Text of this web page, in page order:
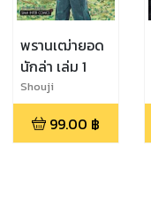
พรานเฒ่ายอด
นักล่า เล่ม 1
Shouji
Fujimoto,Juan
Albarran99.00 ฿